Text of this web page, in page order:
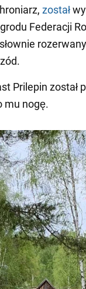
został
Federacji
Prilepin został
mu nogę.